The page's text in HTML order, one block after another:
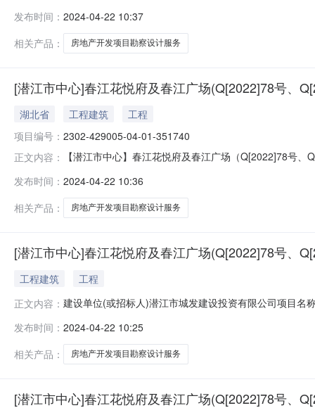
1.0≤1.5。该项目位于园林街道办事处百里长渠以东、殷
发布时间： 2024-04-22 10:37
相关产品：
房地产开发项目勘察设计服务
[潜江市中心]春江花悦府及春江广场(Q[2022]78号、
湖北省 工程建筑
工程
项目编号： 2302-429005-04-01-351740
正文内容：
【潜江市中心】春江花悦府及春江广场（Q[2022]78号
路以南、湖滨路以西、马昌垸路以北建设（招标）内容
发布时间： 2024-04-22 10:36
相关产品：
房地产开发项目勘察设计服务
[潜江市中心]春江花悦府及春江广场(Q[2022]78号、
工程建筑
工程
正文内容： 建设单位(或招标人)潜江市城发建设投资有限公司项目
察、方案设计、初步设计、施工图设计以及后续服务等
发布时间： 2024-04-22 10:25
相关产品：
房地产开发项目勘察设计服务
[潜江市中心]春江花悦府及春江广场(Q[2022]78号、